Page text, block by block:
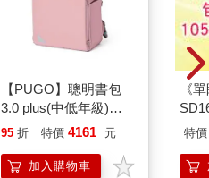
【PUGO】聰明書包
3.0 plus(中低年級)藕
粉 全新進化玩美上市
95 折 特價 4161 元
加入購物車
《
特價